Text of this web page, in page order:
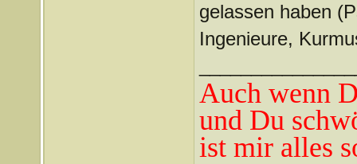
gelassen haben
Ingenieure,
Auch wenn
und Du
ist mir alles